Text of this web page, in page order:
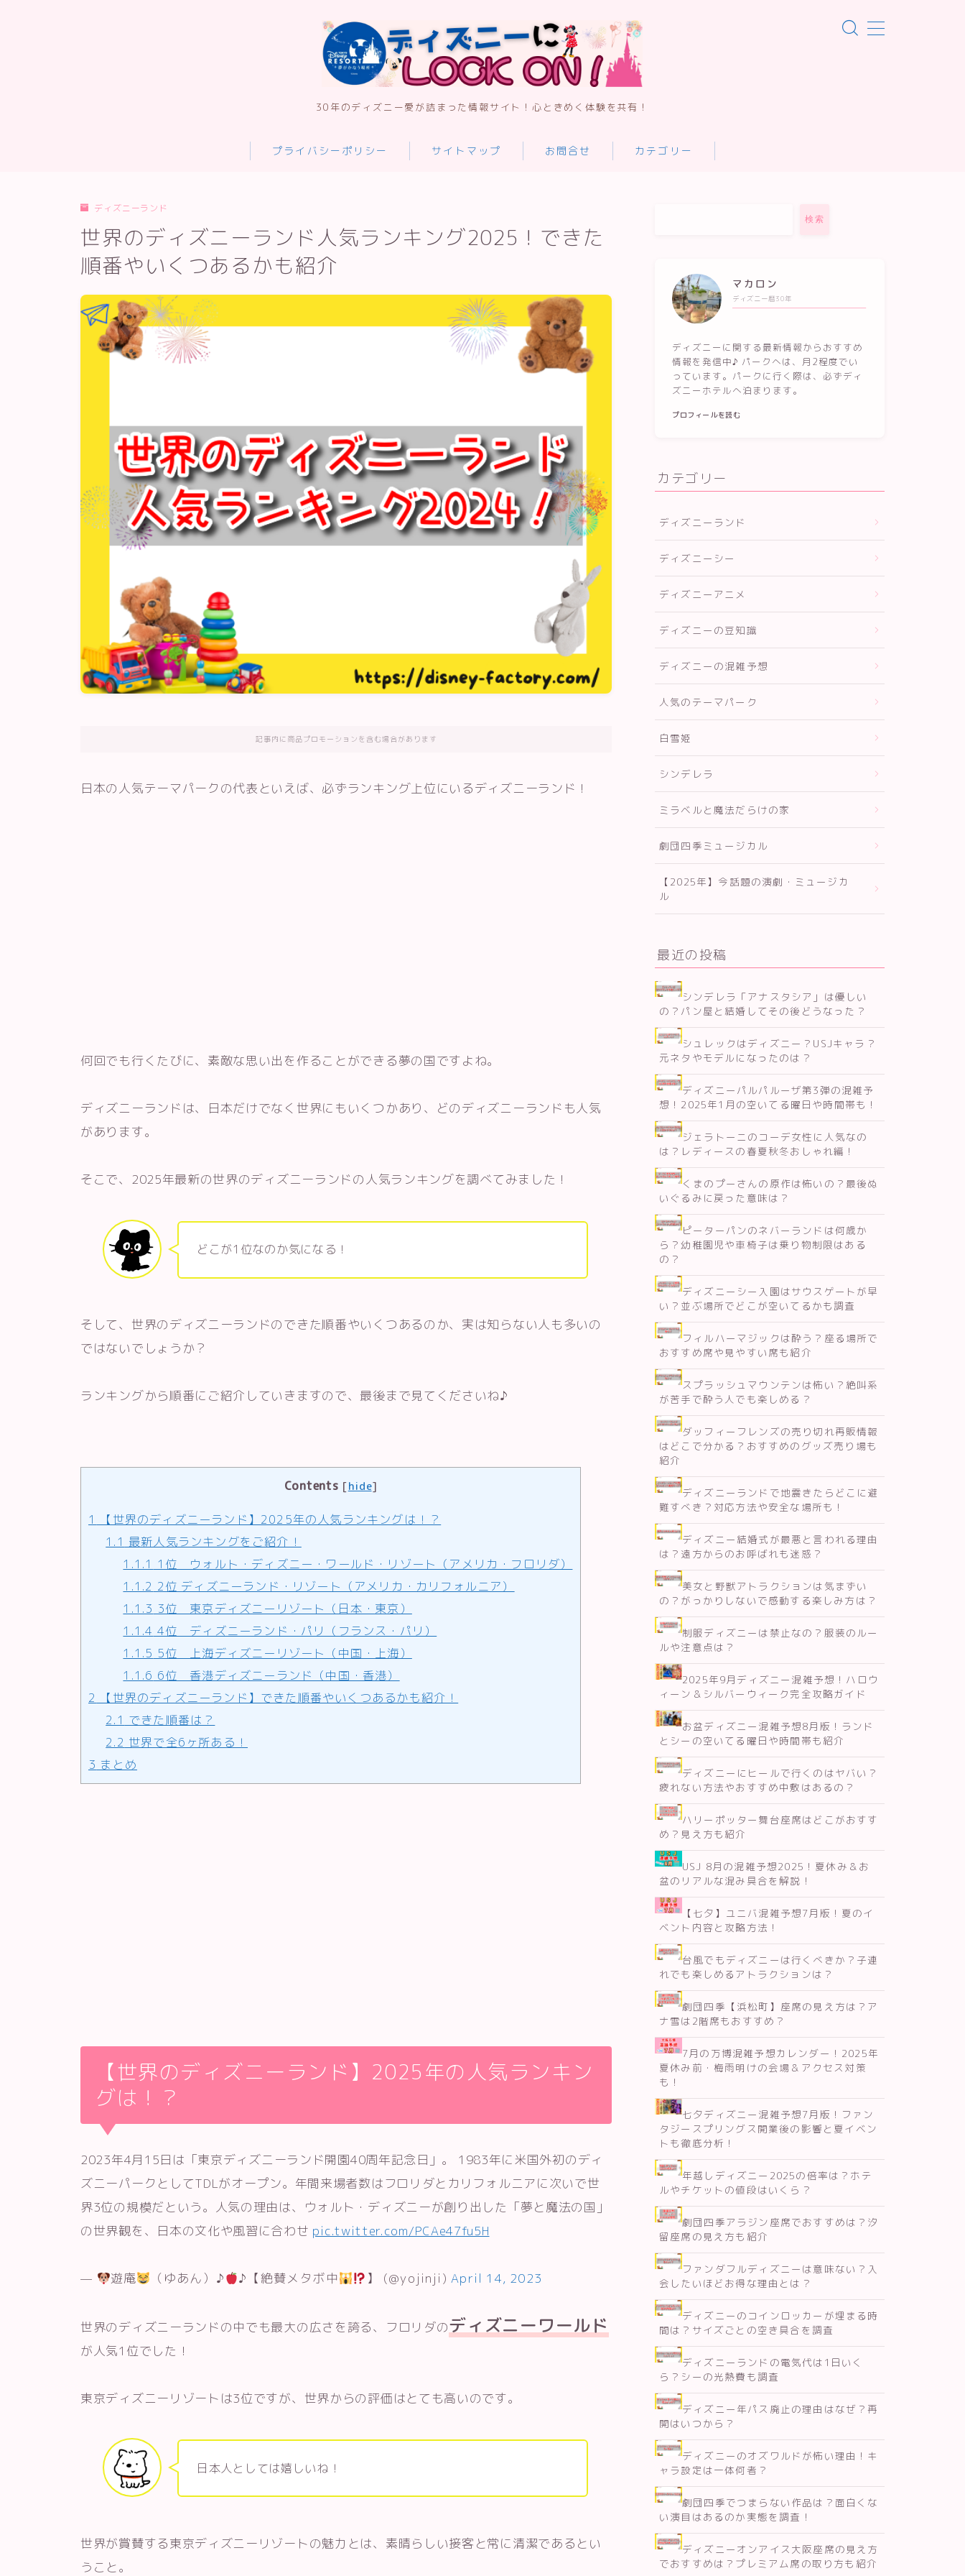
30年のディズニー愛が詰まった情報サイト！心ときめく体験を共有！
プライバシーポリシー サイトマップ お問合せ カテゴリー
プライバシーポリシー
お問合せ
ディズニーランド
世界のディズニーランド人気ランキング2025！できた
順番やいくつあるかも紹介
記事内に商品プロモーションを含む場合があります
日本の人気テーマパークの代表といえば、必ずランキング上位にいるディズニーランド！
何回でも行くたびに、素敵な思い出を作ることができる夢の国ですよね。
ディズニーランドは、日本だけでなく世界にもいくつかあり、どのディズニーランドも人気
があります。
そこで、2025年最新の世界のディズニーランドの人気ランキングを調べてみました！
どこが1位なのか気になる！
そして、世界のディズニーランドのできた順番やいくつあるのか、実は知らない人も多いの
ではないでしょうか？
ランキングから順番にご紹介していきますので、最後まで見てくださいね♪
Contents [hide]
1
【世界のディズニーランド】2025年の人気ランキングは！？
1.1 最新人気ランキングをご紹介！
1.1.1 1位 ウォルト・ディズニー・ワールド・リゾート（アメリカ・フロリダ）
1.1.2 2位 ディズニーランド・リゾート（アメリカ・カリフォルニア）
1.1.3 3位 東京ディズニーリゾート（日本・東京）
1.1.4 4位 ディズニーランド・パリ（フランス・パリ）
1.1.5 5位 上海ディズニーリゾート（中国・上海）
1.1.6 6位 香港ディズニーランド（中国・香港）
2
【世界のディズニーランド】できた順番やいくつあるかも紹介！
2.1 できた順番は？
2.2 世界で全6ヶ所ある！
3 まとめ
【世界のディズニーランド】2025年の人気ランキン
グは！？
2023年4月15日は「東京ディズニーランド開園40周年記念日」。 1983年に米国外初のディ
ズニーパークとしてTDLがオープン。年間来場者数はフロリダとカリフォルニアに次いで世
界3位の規模だという。人気の理由は、ウォルト・ディズニーが創り出した「夢と魔法の国」
の世界観を、日本の文化や風習に合わせ pic.twitter.com/PCAe47fu5H
— 遊庵 （ゆあん）♪ ♪【絶賛メタボ中 】 (@yojinji)April 14, 2023
世界のディズニーランドの中でも最大の広さを誇る、フロリダのディズニーワールド
が人気1位でした！
東京ディズニーリゾートは3位ですが、世界からの評価はとても高いのです。
日本人としては嬉しいね！
世界が賞賛する東京ディズニーリゾートの魅力とは、素晴らしい接客と常に清潔であるとい
うこと。
検索
マカロン
ディズニー暦30年
ディズニーに関する最新情報からおすすめ
情報を発信中♪ パークへは、月2程度でい
っています。パークに行く際は、必ずディ
ズニーホテルへ泊まります。
プロフィールを読む
カテゴリー
ディズニーランド
ディズニーシー
ディズニーアニメ
ディズニーの豆知識
ディズニーの混雑予想
人気のテーマパーク
白雪姫
シンデレラ
ミラベルと魔法だらけの家
劇団四季ミュージカル
【2025年】今話題の演劇・ミュージカ
ル
最近の投稿
シンデレラ「アナスタシア」は優しい
の？パン屋と結婚してその後どうなった？
シュレックはディズニー？USJキャラ？
元ネタやモデルになったのは？
ディズニーパルパルーザ第3弾の混雑予
想！2025年1月の空いてる曜日や時間帯も！
ジェラトーニのコーデ女性に人気なの
は？レディースの春夏秋冬おしゃれ編！
くまのプーさんの原作は怖いの？最後ぬ
いぐるみに戻った意味は？
ピーターパンのネバーランドは何歳か
ら？幼稚園児や車椅子は乗り物制限はある
の？
ディズニーシー入園はサウスゲートが早
い？並ぶ場所でどこが空いてるかも調査
フィルハーマジックは酔う？座る場所で
おすすめ席や見やすい席も紹介
スプラッシュマウンテンは怖い？絶叫系
が苦手で酔う人でも楽しめる？
ダッフィーフレンズの売り切れ再販情報
はどこで分かる？おすすめのグッズ売り場も
紹介
ディズニーランドで地震きたらどこに避
難すべき？対応方法や安全な場所も！
ディズニー結婚式が最悪と言われる理由
は？遠方からのお呼ばれも迷惑？
美女と野獣アトラクションは気まずい
の？がっかりしないで感動する楽しみ方は？
制服ディズニーは禁止なの？服装のルー
ルや注意点は？
2025年9月ディズニー混雑予想！ハロウ
ィーン＆シルバーウィーク完全攻略ガイド
お盆ディズニー混雑予想8月版！ランド
とシーの空いてる曜日や時間帯も紹介
ディズニーにヒールで行くのはヤバい？
疲れない方法やおすすめ中敷はあるの？
ハリーポッター舞台座席はどこがおすす
め？見え方も紹介
USJ 8月の混雑予想2025！夏休み＆お
盆のリアルな混み具合を解説！
【七夕】ユニバ混雑予想7月版！夏のイ
ベント内容と攻略方法！
台風でもディズニーは行くべきか？子連
れでも楽しめるアトラクションは？
劇団四季【浜松町】座席の見え方は？ア
ナ雪は2階席もおすすめ？
7月の万博混雑予想カレンダー！2025年
夏休み前・梅雨明けの会場＆アクセス対策
も！
七夕ディズニー混雑予想7月版！ファン
タジースプリングス開業後の影響と夏イベン
トも徹底分析！
年越しディズニー2025の倍率は？ホテ
ルやチケットの値段はいくら？
劇団四季アラジン座席でおすすめは？汐
留座席の見え方も紹介
ファンダフルディズニーは意味ない？入
会したいほどお得な理由とは？
ディズニーのコインロッカーが埋まる時
間は？サイズごとの空き具合を調査
ディズニーランドの電気代は1日いく
ら？シーの光熱費も調査
ディズニー年パス廃止の理由はなぜ？再
開はいつから？
ディズニーのオズワルドが怖い理由！キ
ャラ設定は一体何者？
劇団四季でつまらない作品は？面白くな
い演目はあるのか実態を調査！
ディズニーオンアイス大阪座席の見え方
でおすすめは？プレミアム席の取り方も紹介